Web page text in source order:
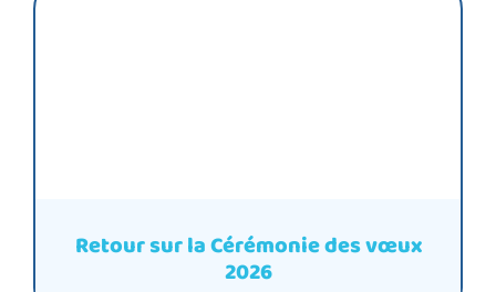
Retour sur la Cérémonie des vœux
2026